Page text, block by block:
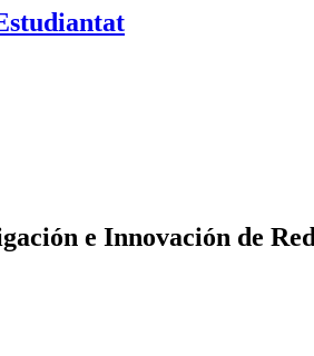
e Innovación de